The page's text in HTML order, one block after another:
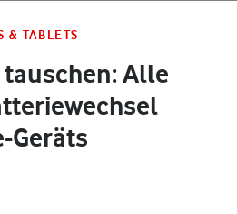
& TABLETS
Alle
Geräts